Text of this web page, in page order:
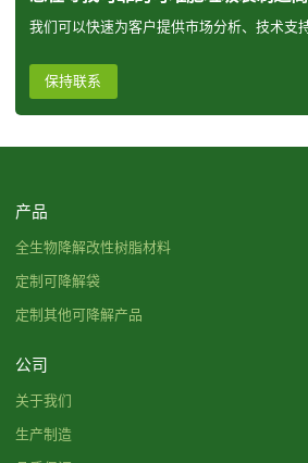
我们可以快速为客户提供市场分析、技术支
保持联系
产品
全生物降解改性树脂材料
定制可降解袋
定制其他可降解产品
公司
关于我们
生产制造